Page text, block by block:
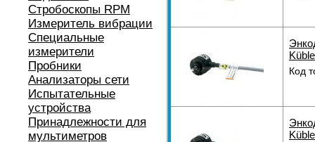
Стробоскопы RPM
Измеритель вибрации
Специальные
измерители
Пробники
Анализаторы сети
Испытательные
устройства
Принадлежности для
мультиметров
Код